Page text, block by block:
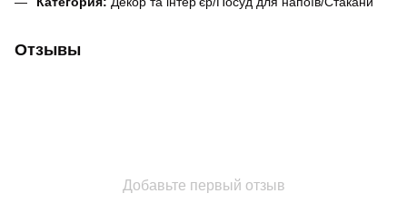
Отзывы
Добавьте первый отзыв